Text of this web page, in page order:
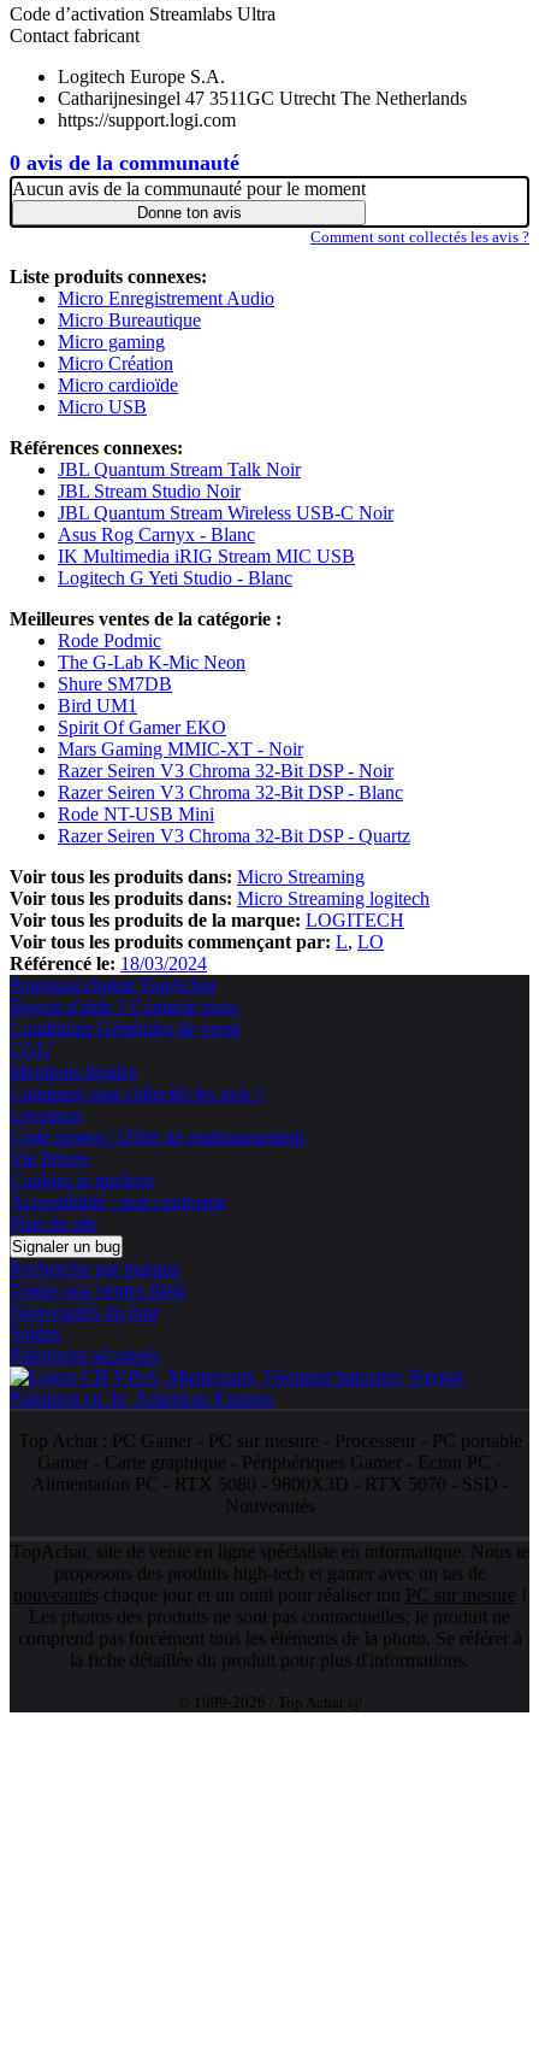
0 avis de la communauté
Code d’activation Streamlabs Ultra
Contact fabricant
Logitech Europe S.A.
Catharijnesingel 47 3511GC Utrecht The Netherlands
https://support.logi.com
Aucun avis de la communauté pour le moment
Donne ton avis
Comment sont collectés les avis ?
Liste produits connexes:
Micro Enregistrement Audio
Micro Bureautique
Micro gaming
Micro Création
Micro cardioïde
Micro USB
Références connexes:
JBL Quantum Stream Talk Noir
JBL Stream Studio Noir
JBL Quantum Stream Wireless USB-C Noir
Asus Rog Carnyx - Blanc
IK Multimedia iRIG Stream MIC USB
Logitech G Yeti Studio - Blanc
Meilleures ventes de la catégorie :
Rode Podmic
The G-Lab K-Mic Neon
Shure SM7DB
Bird UM1
Spirit Of Gamer EKO
Mars Gaming MMIC-XT - Noir
Razer Seiren V3 Chroma 32-Bit DSP - Noir
Razer Seiren V3 Chroma 32-Bit DSP - Blanc
Rode NT-USB Mini
Razer Seiren V3 Chroma 32-Bit DSP - Quartz
Voir tous les produits dans: Micro Streaming
Voir tous les produits dans: Micro Streaming logitech
Voir tous les produits de la marque: LOGITECH
Voir tous les produits commençant par: L LO
Référencé le: 18/03/2024
Pourquoi choisir TopAchat
Besoin d'aide ? Contacte nous
Conditions Générales de vente
CGU
Mentions légales
Comment sont collectés les avis ?
Livraison
Code promo / Offre de remboursement
Vie Privée
Cookies et trackers
Accessibilité : non conforme
Plan du site
Signaler un bug
Recherche par marque
Toutes nos ventes flash
Nouveautés du jour
Soldes
Paiements sécurisés
Top Achat : PC Gamer- PC sur mesure - Processeur- PC portable
Gamer - Carte graphique - Périphériques Gamer - Ecran PC -
Alimentation PC - RTX 5080 - 9800X3D - RTX 5070 - SSD -
Nouveautés
TopAchat, site de vente en ligne spécialiste en informatique. Nous te
proposons des produits high-tech et gamer avec un tas de
nouveautés chaque jour et un outil pour réaliser ton PC sur mesure !
Les photos des produits ne sont pas contractuelles; le produit ne
comprend pas forcément tous les éléments de la photo. Se référer à
la fiche détaillée du produit pour plus d'informations.
© 1999-2026 / Top Achat @